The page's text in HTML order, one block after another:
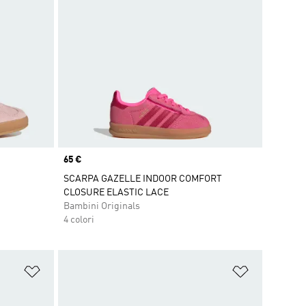
Price
65 €
SCARPA GAZELLE INDOOR COMFORT
CLOSURE ELASTIC LACE
Bambini Originals
4 colori